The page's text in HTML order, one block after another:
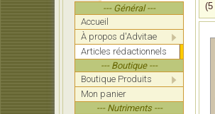
--- Général ---
Accueil
À propos d'Advitae
Articles rédactionnels
--- Boutique ---
Boutique Produits
Mon panier
--- Nutriments ---
(5